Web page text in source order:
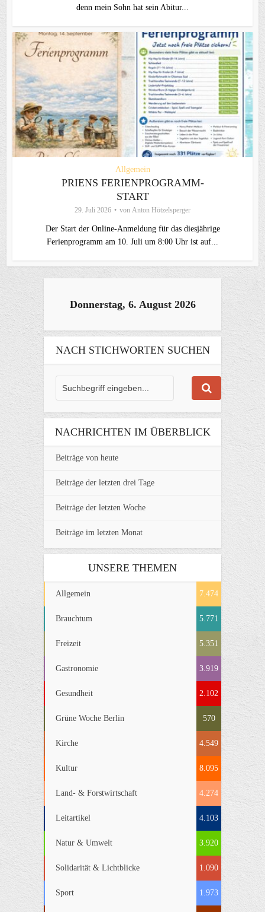
denn mein Sohn hat sein Abitur...
Allgemein
PRIENS FERIENPROGRAMM-
START
29. Juli 2026 von Anton Hötzelsperger
Der Start der Online-Anmeldung für das diesjährige
Ferienprogramm am 10. Juli um 8:00 Uhr ist auf...
Donnerstag, 6. August 2026
NACH STICHWORTEN SUCHEN
NACHRICHTEN IM ÜBERBLICK
Beiträge von heute
Beiträge der letzten drei Tage
Beiträge der letzten Woche
Beiträge im letzten Monat
UNSERE THEMEN
Allgemein 7.474
Brauchtum 5.771
Freizeit 5.351
Gastronomie 3.919
Gesundheit 2.102
Grüne Woche Berlin 570
Kirche 4.549
Kultur 8.095
Land- & Forstwirtschaft 4.274
Leitartikel 4.103
Natur & Umwelt 3.920
Solidarität & Lichtblicke 1.090
Sport 1.973